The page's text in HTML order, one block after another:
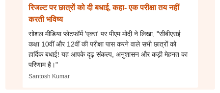
रिजल्ट पर छात्रों को दी बधाई, कहा- एक परीक्षा तय नहीं
करती भविष्य
सोशल मीडिया प्लेटफॉर्म 'एक्स' पर पीएम मोदी ने लिखा, "सीबीएसई
कक्षा 10वीं और 12वीं की परीक्षा पास करने वाले सभी छात्रों को
हार्दिक बधाई! यह आपके दृढ़ संकल्प, अनुशासन और कड़ी मेहनत का
परिणाम है।"
Santosh Kumar